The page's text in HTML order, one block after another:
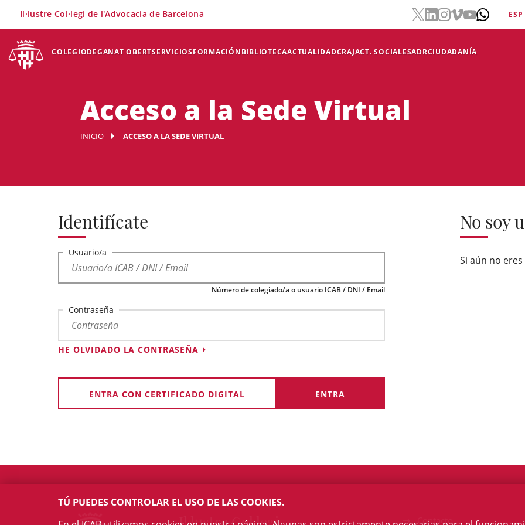
COLEGIODEGANAT OBERTSERVICIOSFORMACIÓNBIBLIOTECAACTUALIDADCRAJACT. SOCIALESADRCIUDADANÍA
Il·lustre Col·legi de l'Advocacia de Barcelona ESP
Acceso a la Sede Virtual
INICIO ACCESO A LA SEDE VIRTUAL
Identifícate
Usuario/a
Número de colegiado/a o usuario ICAB / DNI / Email
Contraseña
HE OLVIDADO LA CONTRASEÑA
ENTRA CON CERTIFICADO DIGITAL
No soy
Si aún no
Contacto
TÚ PUEDES CONTROLAR EL USO DE LAS COOKIES.